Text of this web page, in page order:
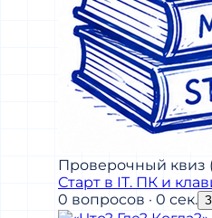
Проверочный квиз
Старт в IT. ПК и
0 вопросов · 0 сек.